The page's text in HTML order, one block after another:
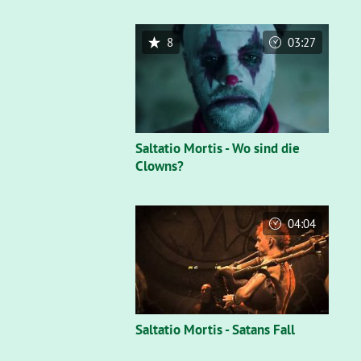
Saltatio Mortis - Wo sind die
Clowns?
8 03:27
Saltatio Mortis - Satans Fall
04:04